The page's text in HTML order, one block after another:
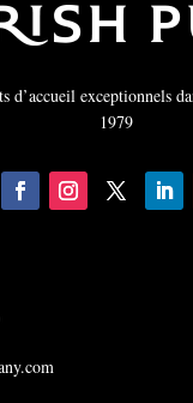
d’accueil exceptionnels
1979